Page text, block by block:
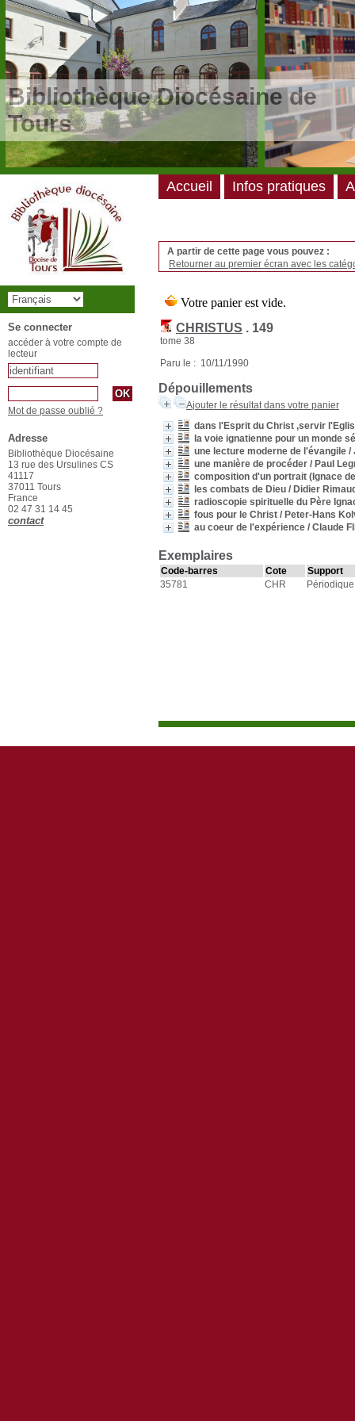
/**/
Bibliothèque Diocésaine de
Tours
A partir de cette page vous pouvez :
Retourner au premier écran avec les
CHRISTUS . 149
tome 38
Paru le : 10/11/1990
Dépouillements
Ajouter le résultat dans votre panier
dans l'Esprit du Christ ,servir
la voie ignatienne pour un monde
une lecture moderne de l'évangile /
une manière de procéder / Paul
composition d'un portrait (Ignace
les combats de Dieu / Didier
radioscopie spirituelle du Père
fous pour le Christ / Peter-Hans
au coeur de l'expérience / Claude
Exemplaires
Code-barres Cote
Support
35781
CHR Périodique
Accueil Infos pratiques
Se connecter
accéder à votre compte de
lecteur
Mot de passe oublié ?
Adresse
Bibliothèque Diocésaine
13 rue des Ursulines CS
41117
37011 Tours
France
02 47 31 14 45
contact